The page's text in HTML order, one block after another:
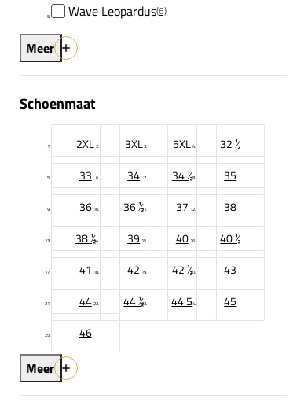
Wave Leopardus(6)
Meer
Schoenmaat
2XL 3XL 5XL
32 ½
33
34 34 ½
35
36
36 ½ 37
38
38 ½
39 40
40 ½
41
42 42 ½
43
44
44 ½ 44.5
45
46
Meer